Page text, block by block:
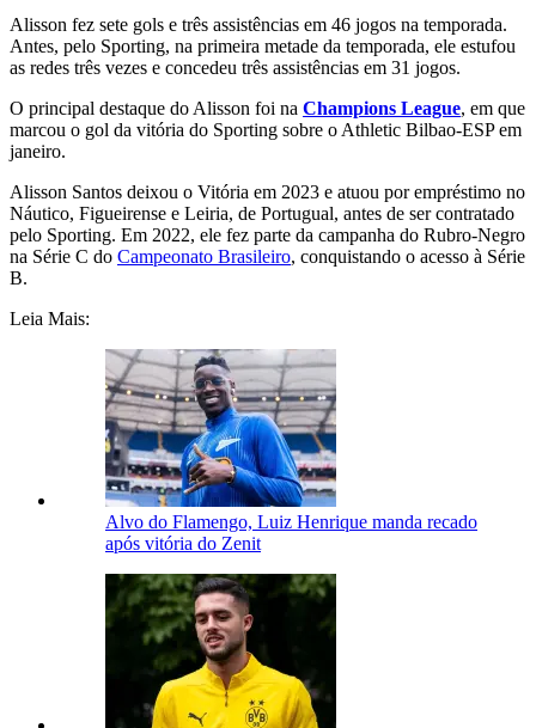
Alisson fez sete gols e três assistências em 46 jogos na temporada.
Antes, pelo Sporting, na primeira metade da temporada, ele estufou
as redes três vezes e concedeu três assistências em 31 jogos.
O principal destaque do Alisson foi na Champions League, em que
marcou o gol da vitória do Sporting sobre o Athletic Bilbao-ESP em
janeiro.
Alisson Santos deixou o Vitória em 2023 e atuou por empréstimo no
Náutico, Figueirense e Leiria, de Portugual, antes de ser contratado
pelo Sporting. Em 2022, ele fez parte da campanha do Rubro-Negro
na Série C do Campeonato Brasileiro, conquistando o acesso à Série
B.
Leia Mais:
Alvo do Flamengo, Luiz Henrique manda recado
após vitória do Zenit